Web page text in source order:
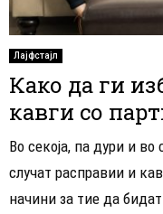
Лајфстајл
Како да ги
кавги со
Во секоја, па дури и
случат расправии и
начини за тие да